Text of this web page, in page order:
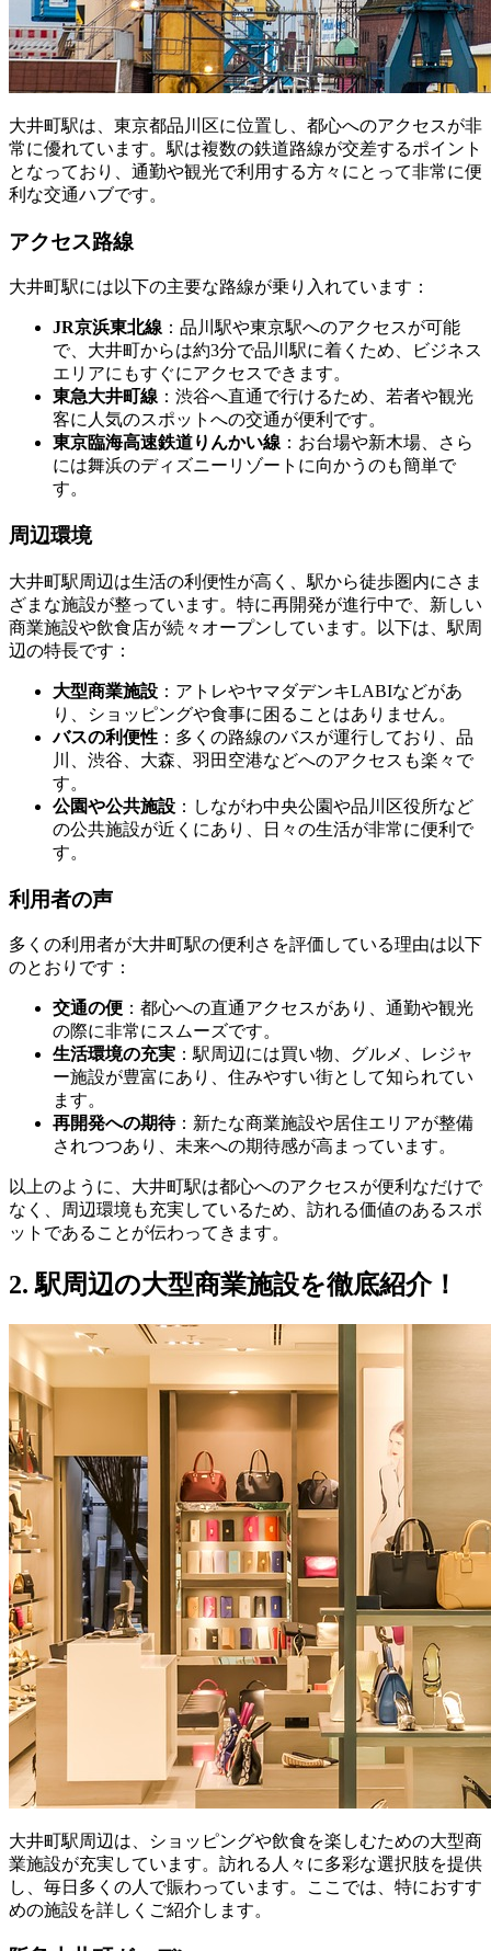
大井町駅は、東京都品川区に位置し、都心へのアクセスが非
常に優れています。駅は複数の鉄道路線が交差するポイント
となっており、通勤や観光で利用する方々にとって非常に便
利な交通ハブです。
アクセス路線
大井町駅には以下の主要な路線が乗り入れています：
JR京浜東北線 ：品川駅や東京駅へのアクセスが可能
で、大井町からは約3分で品川駅に着くため、ビジネス
エリアにもすぐにアクセスできます。
東急大井町線 ：渋谷へ直通で行けるため、若者や観光
客に人気のスポットへの交通が便利です。
東京臨海高速鉄道りんかい線 ：お台場や新木場、さら
には舞浜のディズニーリゾートに向かうのも簡単で
す。
周辺環境
大井町駅周辺は生活の利便性が高く、駅から徒歩圏内にさま
ざまな施設が整っています。特に再開発が進行中で、新しい
商業施設や飲食店が続々オープンしています。以下は、駅周
辺の特長です：
大型商業施設 ：アトレやヤマダデンキLABIなどがあ
り、ショッピングや食事に困ることはありません。
バスの利便性 ：多くの路線のバスが運行しており、品
川、渋谷、大森、羽田空港などへのアクセスも楽々で
す。
公園や公共施設 ：しながわ中央公園や品川区役所など
の公共施設が近くにあり、日々の生活が非常に便利で
す。
利用者の声
多くの利用者が大井町駅の便利さを評価している理由は以下
のとおりです：
交通の便 ：都心への直通アクセスがあり、通勤や観光
の際に非常にスムーズです。
生活環境の充実 ：駅周辺には買い物、グルメ、レジャ
ー施設が豊富にあり、住みやすい街として知られてい
ます。
再開発への期待：新たな商業施設や居住エリアが整備
されつつあり、未来への期待感が高まっています。
以上のように、大井町駅は都心へのアクセスが便利なだけで
なく、周辺環境も充実しているため、訪れる価値のあるスポ
ットであることが伝わってきます。
2. 駅周辺の大型商業施設を徹底紹介！
大井町駅周辺は、ショッピングや飲食を楽しむための大型商
業施設が充実しています。訪れる人々に多彩な選択肢を提供
し、毎日多くの人で賑わっています。ここでは、特におすす
めの施設を詳しくご紹介します。